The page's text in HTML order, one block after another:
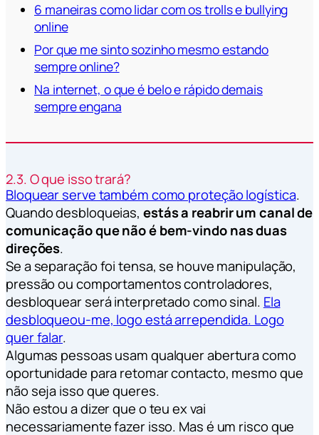
6 maneiras como lidar com os trolls e bullying
online
Por que me sinto sozinho mesmo estando
sempre online?
Na internet, o que é belo e rápido demais
sempre engana
2.3. O que isso trará?
Bloquear serve também como proteção logística.
Quando desbloqueias, estás a reabrir um canal de
comunicação que não é bem-vindo nas duas
direções.
Se a separação foi tensa, se houve manipulação,
pressão ou comportamentos controladores,
desbloquear será interpretado como sinal. Ela
desbloqueou-me, logo está arrependida. Logo
quer falar.
Algumas pessoas usam qualquer abertura como
oportunidade para retomar contacto, mesmo que
não seja isso que queres.
Não estou a dizer que o teu ex vai
necessariamente fazer isso. Mas é um risco que